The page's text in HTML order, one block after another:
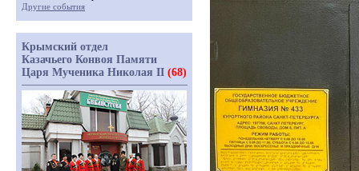
Другие события
Крымский отдел
Казачьего Конвоя Памяти
Царя Мученика Николая II (68)